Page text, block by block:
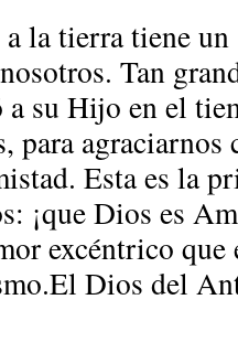
a la tierra tiene
Tan
a su Hijo en el
para agraciarnos
Esta es la
¡que Dios es
excéntrico que
Dios del